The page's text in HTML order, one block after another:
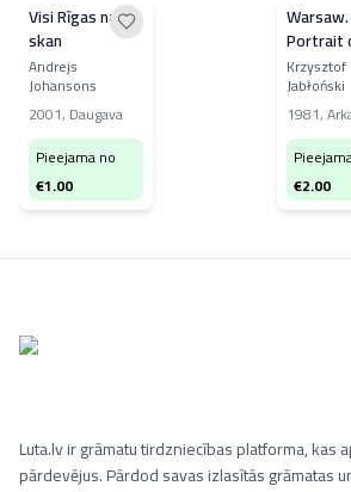
Visi Rīgas nami
skan
Andrejs
Johansons
2001, Daugava
Pieejama no
€1.00
Portrait
city
Krzysztof
Jabłoński
1981,
€2.00
Luta.lv ir grāmatu tirdzniecības platforma, kas
pārdevējus. Pārdod savas izlasītās grāmatas